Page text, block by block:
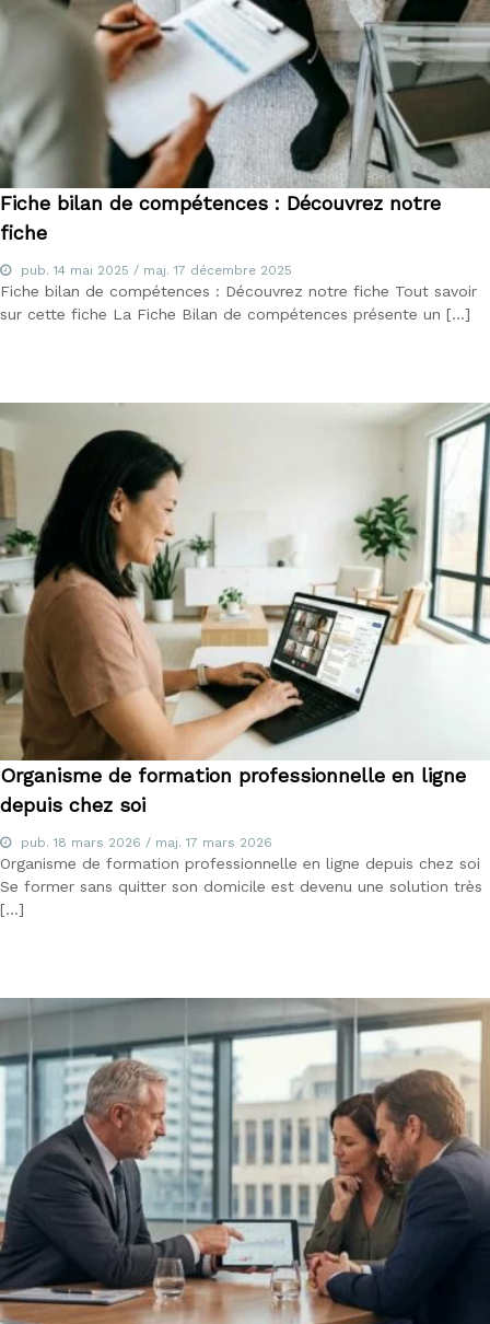
Fiche bilan de compétences : Découvrez notre
fiche
pub. 14 mai 2025 / maj. 17 décembre 2025
Fiche bilan de compétences : Découvrez notre fiche Tout savoir
sur cette fiche La Fiche Bilan de compétences présente un […]
Organisme de formation professionnelle en ligne
depuis chez soi
pub. 18 mars 2026 / maj. 17 mars 2026
Organisme de formation professionnelle en ligne depuis chez soi
Se former sans quitter son domicile est devenu une solution très
[…]